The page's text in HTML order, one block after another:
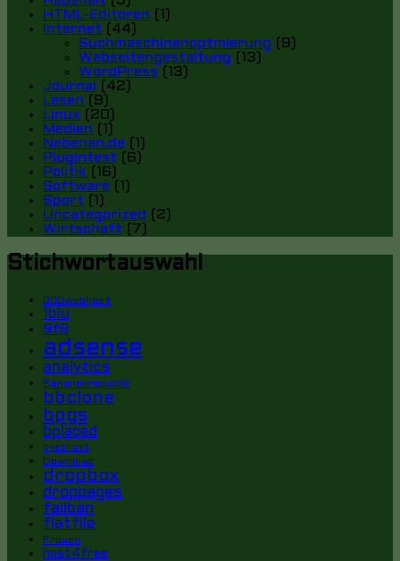
HTML-Editoren (1)
Internet (44)
Suchmaschinenoptmierung (9)
Webseitengestaltung (13)
WordPress (13)
Journal
(42)
Lesen (9)
Linux (20)
Medien (1)
Nebenan.de (1)
Plugintest (6)
Politik (16)
Software (1)
Sport (1)
Uncategorized
(2)
Wirtschaft (7)
Stichwortauswahl
000webhost
1blu
9f8
adsense
analytics
Bananenrepublik
bbclone
bpgs
bplaced
byethost
Download
dropbox
droppages
failban
flatfile
Frauen
host4free